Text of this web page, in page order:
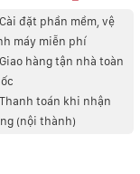
580X with 8GB –
Cài đặt phần mềm, vệ
máy miễn phí
Giao hàng tận nhà toàn
Thanh toán khi nhận
(nội thành)